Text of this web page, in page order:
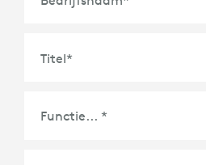
Titel*